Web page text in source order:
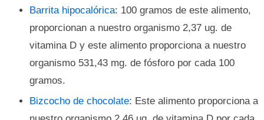
Barrita hipocalórica: 100 gramos de este alimento,
proporcionan a nuestro organismo 2,37 ug. de
vitamina D y este alimento proporciona a nuestro
organismo 531,43 mg. de fósforo por cada 100
gramos.
Bizcocho de chocolate: Este alimento proporciona a